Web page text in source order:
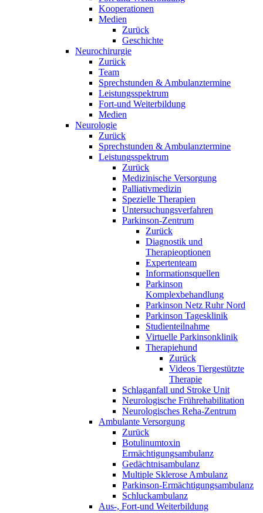
Kooperationen
Medien
Zurück
Geschichte
Neurochirurgie
Zurück
Team
Sprechstunden & Ambulanztermine
Leistungsspektrum
Fort-und Weiterbildung
Medien
Neurologie
Zurück
Sprechstunden & Ambulanztermine
Leistungsspektrum
Zurück
Medizinische Versorgung
Palliativmedizin
Spezielle Therapien
Untersuchungsverfahren
Parkinson-Zentrum
Zurück
Diagnostik und
Therapieoptionen
Expertenteam
Informationsquellen
Parkinson
Komplexbehandlung
Parkinson Netz Ruhr Nord
Parkinson Tagesklinik
Studienteilnahme
Virtuelle Parkinsonklinik
Therapiehund
Zurück
Videos Tiergestützte
Therapie
Schlaganfall und Stroke Unit
Neurologische Frührehabilitation
Neurologisches Reha-Zentrum
Ambulante Versorgung
Zurück
Botulinumtoxin
Ermächtigungsambulanz
Gedächtnisambulanz
Multiple Sklerose Ambulanz
Parkinson-Ermächtigungsambulanz
Schluckambulanz
Aus-, Fort-und Weiterbildung